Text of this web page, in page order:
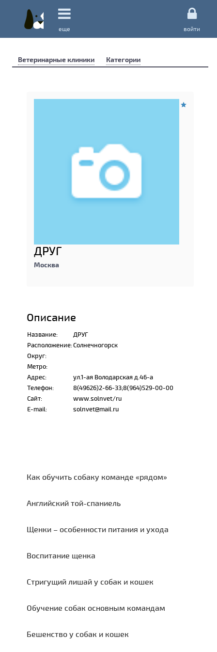
еще войти
Ветеринарные клиники Категории
ДРУГ
Москва
Описание
Название:
ДРУГ
Расположение:Солнечногорск
Округ:
Метро:
Адрес:
ул.1-ая Володарская д.46-а
Телефон:
8(49626)2-66-33;8(964)529-00-00
Сайт:
www.solnvet/ru
E-mail:
solnvet@mail.ru
Как обучить собаку команде «рядом»
Английский той-спаниель
Щенки – особенности питания и ухода
Воспитание щенка
Стригущий лишай у собак и кошек
Обучение собак основным командам
Бешенство у собак и кошек